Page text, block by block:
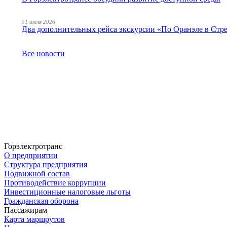
31 июля 2026
Два дополнительных рейса экскурсии «По Оранэле в
Все новости
Горэлектротранс
О предприятии
Структура предприятия
Подвижной состав
Противодействие коррупции
Инвестиционные налоговые льготы
Гражданская оборона
Пассажирам
Карта маршрутов